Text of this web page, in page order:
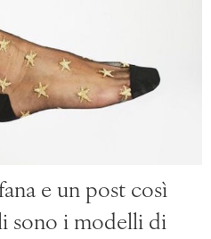
e un post così
sono i modelli di